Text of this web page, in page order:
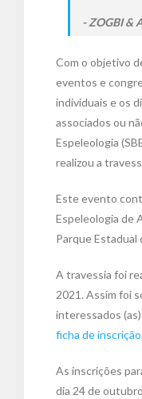
ZOGBI &
Com o objetivo
eventos e
individuais e os
associados ou
Espeleologia
realizou a
Este evento
Espeleologia de
Parque Estadual
A travessia foi
2021. Assim foi
interessados
ficha de inscrição
As inscrições
dia 24 de